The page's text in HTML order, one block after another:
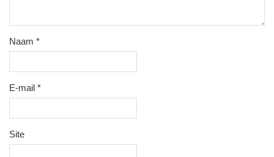
Naam *
E-mail *
Site